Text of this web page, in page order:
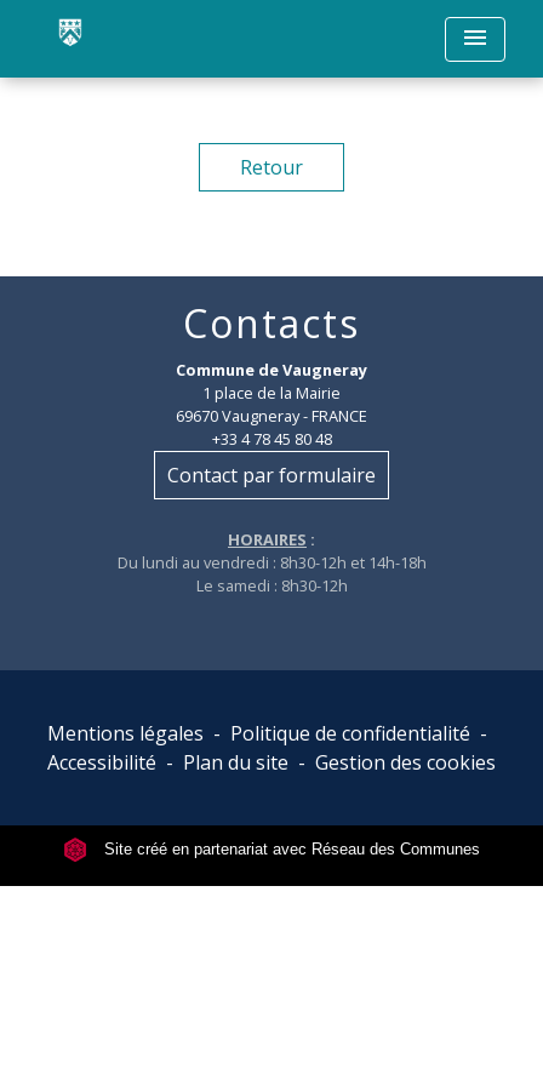
menu
Retour
Contacts
Commune de Vaugneray
1 place de la Mairie
69670 Vaugneray - FRANCE
+33 4 78 45 80 48
Contact par formulaire
HORAIRES :
Du lundi au vendredi : 8h30-12h et 14h-18h
Le samedi : 8h30-12h
Mentions légales - Politique de confidentialité -
Accessibilité - Plan du site - Gestion des cookies
Site créé en partenariat avec Réseau des Communes